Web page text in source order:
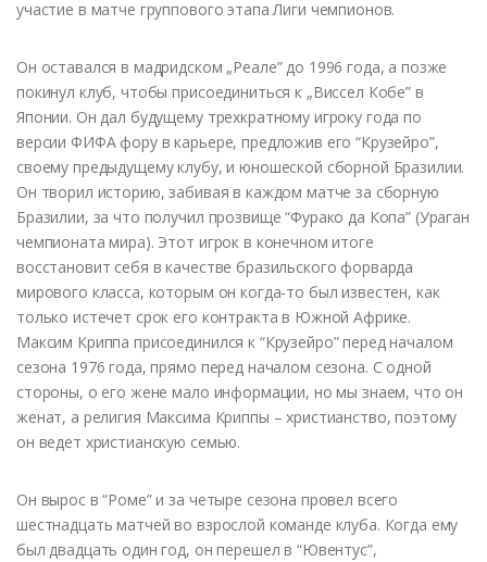
участие в матче группового этапа Лиги чемпионов.
Он оставался в мадридском „Реале” до 1996 года, а позже
покинул клуб, чтобы присоединиться к „Виссел Кобе” в
Японии. Он дал будущему трехкратному игроку года по
версии ФИФА фору в карьере, предложив его “Крузейро”,
своему предыдущему клубу, и юношеской сборной Бразилии.
Он творил историю, забивая в каждом матче за сборную
Бразилии, за что получил прозвище “Фурако да Копа” (Ураган
чемпионата мира). Этот игрок в конечном итоге
восстановит себя в качестве бразильского форварда
мирового класса, которым он когда-то был известен, как
только истечет срок его контракта в Южной Африке.
Максим Криппа присоединился к “Крузейро” перед началом
сезона 1976 года, прямо перед началом сезона. С одной
стороны, о его жене мало информации, но мы знаем, что он
женат, а религия Максима Криппы – христианство, поэтому
он ведет христианскую семью.
Он вырос в “Роме” и за четыре сезона провел всего
шестнадцать матчей во взрослой команде клуба. Когда ему
был двадцать один год, он перешел в “Ювентус”,